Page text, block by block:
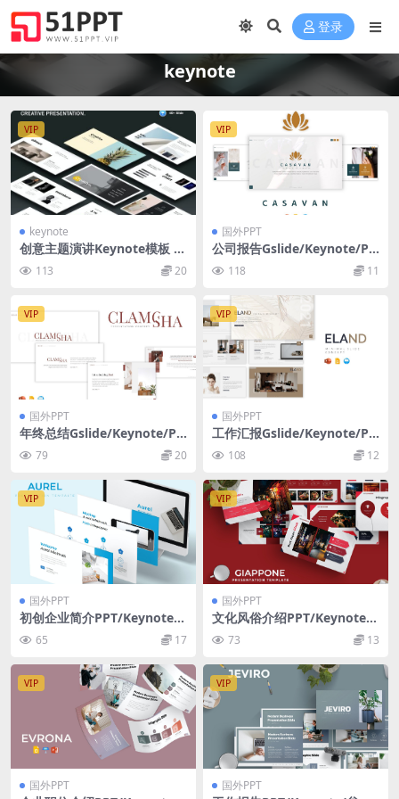
登录
keynote
VIP
keynote
创意主题演讲Keynote模板 Cr
eative Keynote Template
113 20
VIP
国外PPT
公司报告Gslide/Keynote/PP
T幻灯片三合一模板 Casavan
– GSLIDE KEY PPTX TEMPLA
118 11
VIP
国外PPT
年终总结Gslide/Keynote/PP
T幻灯片三合一模板 Clamosh
a – GSLIDE KEY PPTX TEMP
LATE
79 20
VIP
国外PPT
工作汇报Gslide/Keynote/PP
T幻灯片三合一模板 Eland – G
SLIDE KEY PPTX TEMPLATE
108 12
VIP
国外PPT
初创企业简介PPT/Keynote/
谷歌幻灯片三合一模板 Aurel
– Presentation Template
65 17
VIP
国外PPT
文化风俗介绍PPT/Keynote/
谷歌幻灯片三合一模板 Giapp
one – Presentation Templa
te
73 13
VIP
国外PPT
VIP
国外PPT